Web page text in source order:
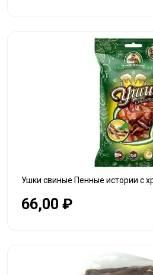
Ушки свиные Пенные истории с
66,00 ₽